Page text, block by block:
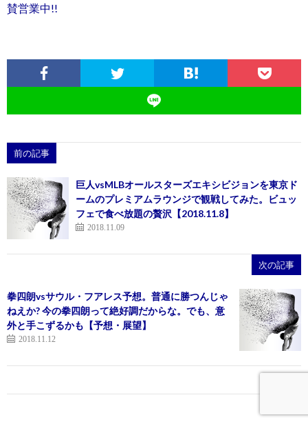
賛営業中!!
前の記事
巨人vsMLBオールスターズエキシビジョンを東京ド
ームのプレミアムラウンジで観戦してみた。ビュッ
フェで食べ放題の贅沢【2018.11.8】
2018.11.09
次の記事
拳四朗vsサウル・フアレス予想。普通に勝つんじゃ
ねえか? 今の拳四朗って絶好調だからな。でも、意
外と手こずるかも【予想・展望】
2018.11.12